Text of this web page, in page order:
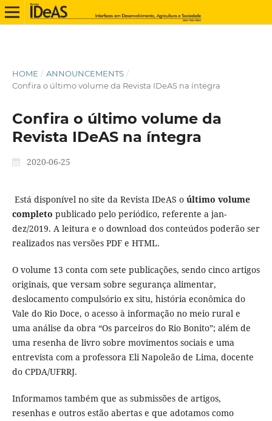
HOME / ANNOUNCEMENTS /
Confira o último volume da Revista IDeAS na íntegra
Confira o último volume da
Revista IDeAS na íntegra
2020-06-25
Está disponível no site da Revista IDeAS o último volume
completo publicado pelo periódico, referente a jan-
dez/2019. A leitura e o download dos conteúdos poderão ser
realizados nas versões PDF e HTML.
O volume 13 conta com sete publicações, sendo cinco artigos
originais, que versam sobre segurança alimentar,
deslocamento compulsório ex situ, história econômica do
Vale do Rio Doce, o acesso à informação no meio rural e
uma análise da obra “Os parceiros do Rio Bonito”; além de
uma resenha de livro sobre movimentos sociais e uma
entrevista com a professora Eli Napoleão de Lima, docente
do CPDA/UFRRJ.
Informamos também que as submissões de artigos,
resenhas e outros estão abertas e que adotamos como